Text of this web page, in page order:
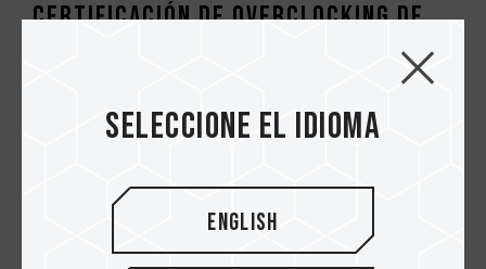
Certificación de overclocking de
Admite las últimas tecnologías de overclocking
Intel XMP 3.0 y AMD EXPO, y ha pasado
BIOSTAR, GIGABYTE y MSI. Esto asegura
mejoras de rendimiento bajo compatibilidad
óptima, permitiendo a los usuarios disfrutar de
Seleccione el idioma
English